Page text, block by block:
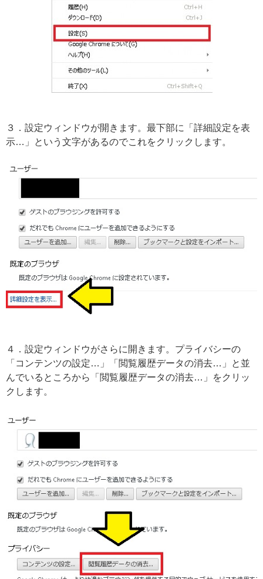
３．設定ウィンドウが開きます。最下部に「詳細設定を表
示…」という文字があるのでこれをクリックします。
４．設定ウィンドウがさらに開きます。プライバシーの
「コンテンツの設定…」「閲覧履歴データの消去…」と並
んでいるところから「閲覧履歴データの消去…」をクリッ
クします。